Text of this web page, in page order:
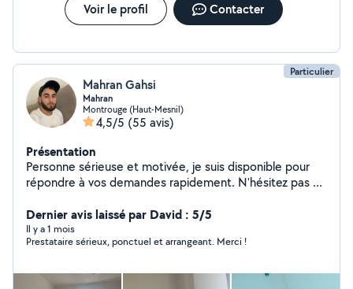
Voir le profil Contacter
Particulier
Mahran Gahsi
Mahran
Montrouge (Haut-Mesnil)
4,5/5 (55 avis)
Présentation
Personne sérieuse et motivée, je suis disponible pour
répondre à vos demandes rapidement. N'hésitez pas à
Dernier avis laissé par David : 5/5
Il y a 1 mois
Prestataire sérieux, ponctuel et arrangeant. Merci !